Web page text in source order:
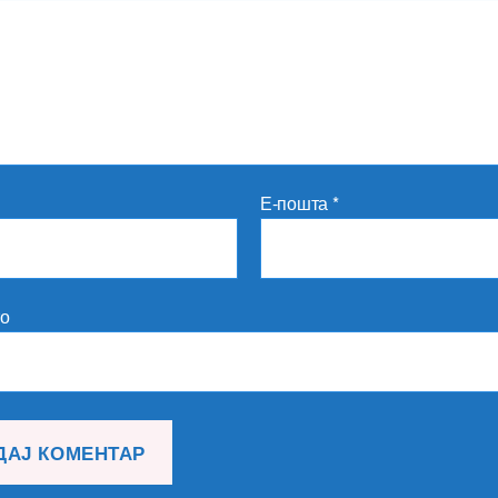
Е-пошта*